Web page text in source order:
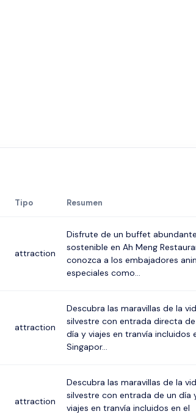
Tipo Resumen
attraction
Disfrute de un buffet
sostenible en Ah Meng
conozca a los embajadores
especiales como...
attraction
Descubra las maravillas de la
silvestre con entrada directa
día y viajes en tranvía incluidos
Singapor...
attraction
Descubra las maravillas de la
silvestre con entrada de un día
viajes en tranvía incluidos en el